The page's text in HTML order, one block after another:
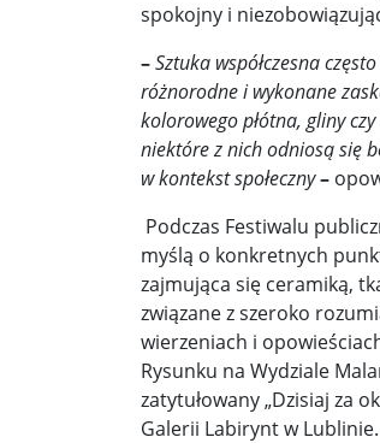
Cyniczne współczucie dla
Leszek Miller wieszczy
Pobić Niemców u siebie ...
Nowe wytyczne dla
Donald Trump starł się w
Elektrownia Powiśle:
Kapelusz w błocie ...
Brazylia udziela Stanom
Donieck bez wody i z
spokojny i
–Sztuka współczesna
różnorodne i wykonane
kolorowego płótna, gliny
niektóre z nich odniosą się
w kontekst społeczny–
Podczas Festiwalu
myślą o konkretnych
zajmująca się ceramiką,
związane z szeroko
wierzeniach i
Rysunku na Wydziale
zatytułowany „Dzisiaj za
Galerii Labirynt w